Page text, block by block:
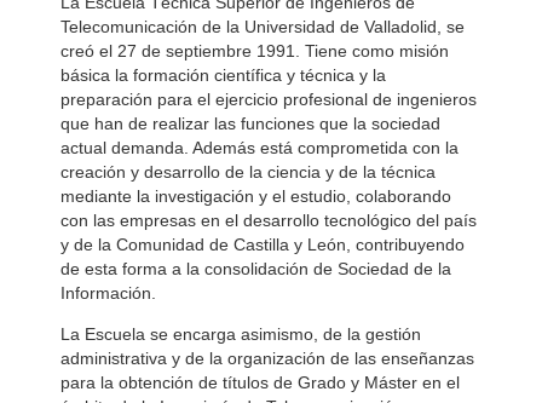
Telecomunicación de la Universidad de Valladolid, se
creó el 27 de septiembre 1991. Tiene como misión
básica la formación científica y técnica y la
preparación para el ejercicio profesional de ingenieros
que han de realizar las funciones que la sociedad
actual demanda. Además está comprometida con la
creación y desarrollo de la ciencia y de la técnica
mediante la investigación y el estudio, colaborando
con las empresas en el desarrollo tecnológico del país
y de la Comunidad de Castilla y León, contribuyendo
de esta forma a la consolidación de Sociedad de la
Información.
La Escuela se encarga asimismo, de la gestión
administrativa y de la organización de las enseñanzas
para la obtención de títulos de Grado y Máster en el